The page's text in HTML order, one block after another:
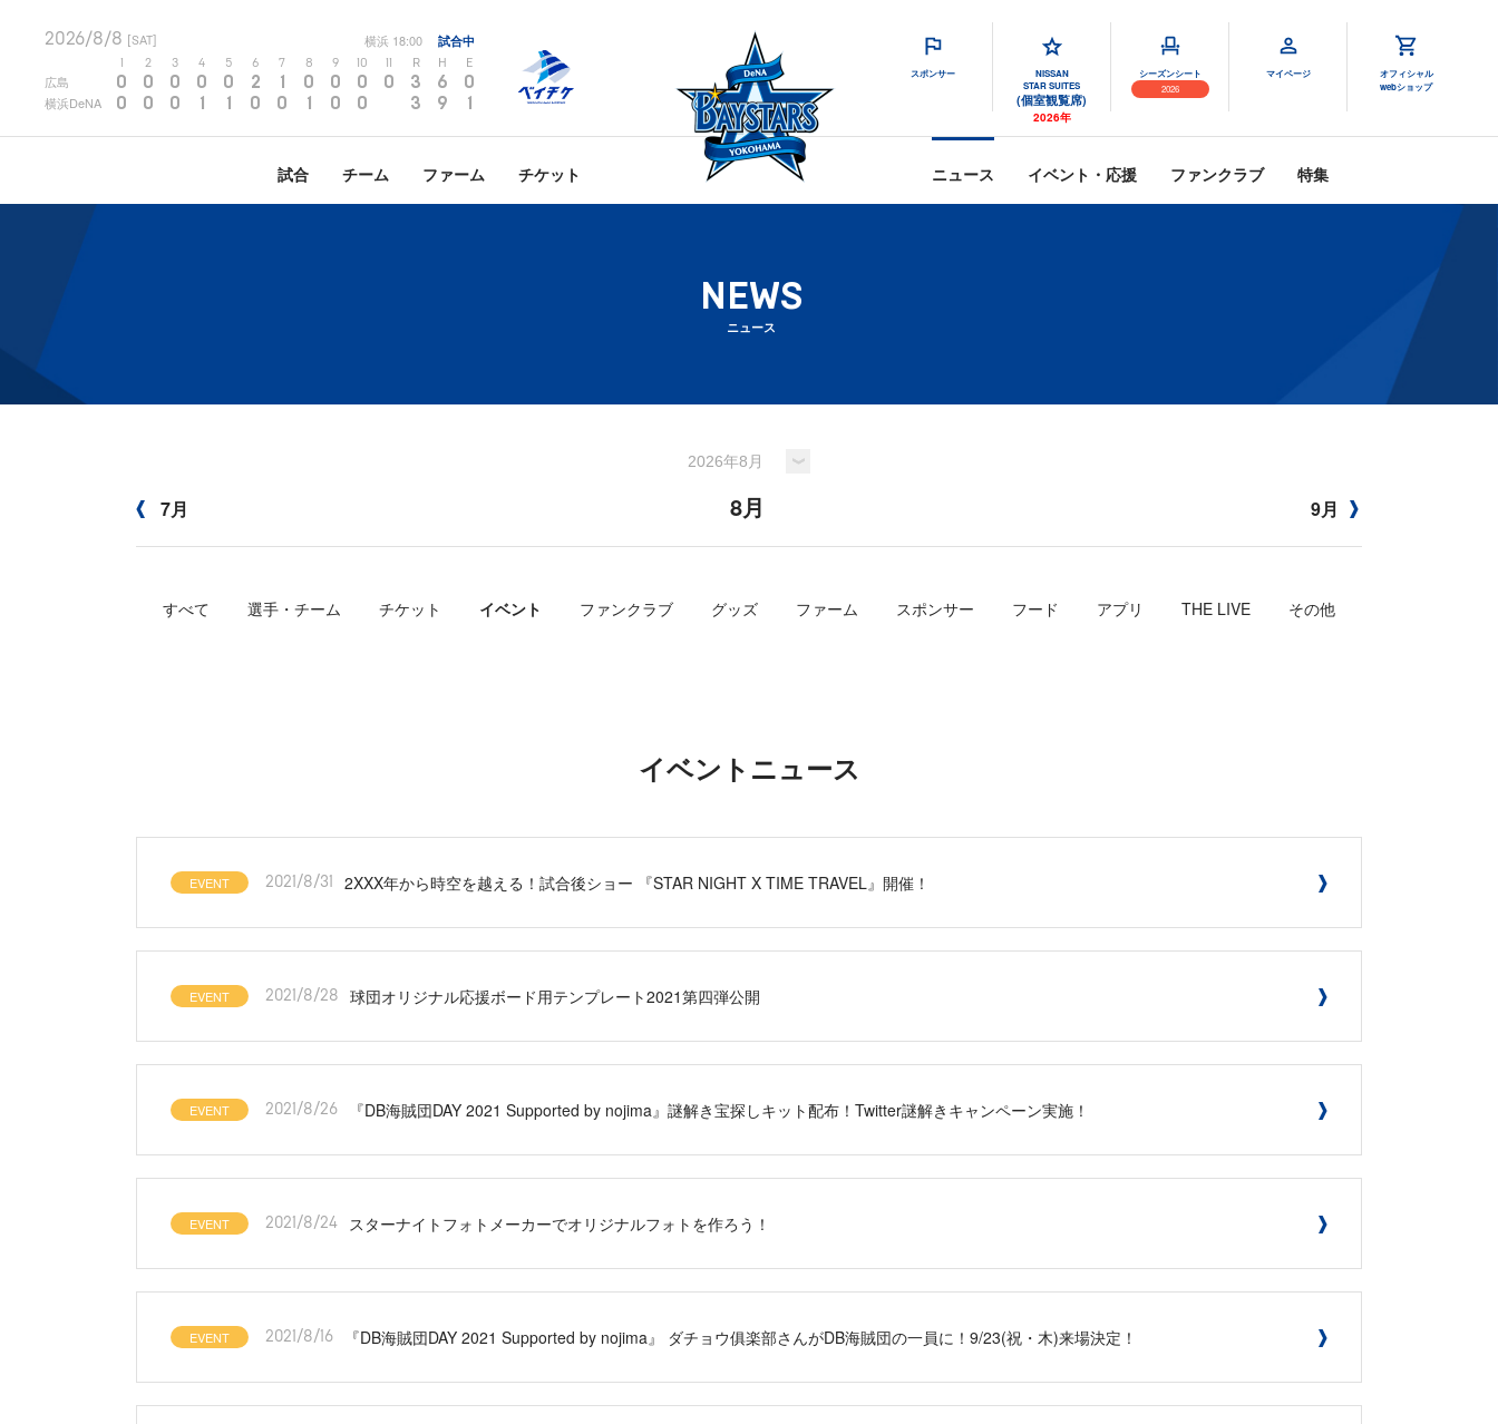
2026/8/8 [SAT] 横浜 18:00 試合中
2 3 4 5 6 7 8 9 10 R H E
広島 0 0 0 0 0 2 1 0 0 0 0 3 6 0
横浜DeNA 0 0 0 1 1 0 0 1 0 0 3 9 1
スポンサー
NISSAN
STAR SUITES
(個室観覧席)
2026年
シーズンシート
2026
マイページ
オフィシャル
webショップ
試合 チーム ファーム チケット ニュース イベント・応援 ファンクラブ 特集
NEWS
ニュース
7月 8月 9月
すべて 選手・チーム チケット イベント ファンクラブ グッズ ファーム スポンサー フード アプリ THE LIVE その他
イベントニュース
EVENT 2021/8/31 2XXX年から時空を越える！試合後ショー 『STAR NIGHT X TIME TRAVEL』開催！
EVENT 2021/8/28 球団オリジナル応援ボード用テンプレート2021第四弾公開
EVENT 2021/8/26 『DB海賊団DAY 2021 Supported by nojima』謎解き宝探しキット配布！Twitter謎解きキャンペーン実施！
EVENT 2021/8/24 スターナイトフォトメーカーでオリジナルフォトを作ろう！
EVENT 2021/8/16 『DB海賊団DAY 2021 Supported by nojima』 ダチョウ俱楽部さんがDB海賊団の一員に！9/23(祝・木)来場決定！